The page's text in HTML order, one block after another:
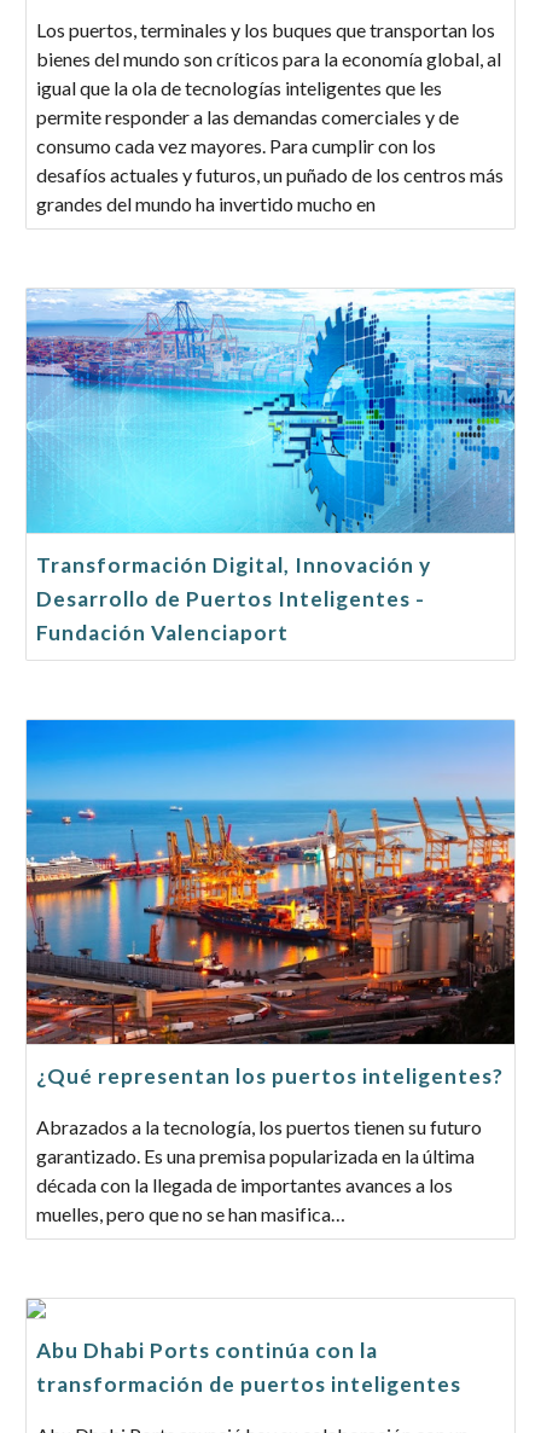
Los puertos, terminales y los buques que transportan los
bienes del mundo son críticos para la economía global, al
igual que la ola de tecnologías inteligentes que les
permite responder a las demandas comerciales y de
consumo cada vez mayores. Para cumplir con los
desafíos actuales y futuros, un puñado de los centros más
grandes del mundo ha invertido mucho en
Transformación Digital, Innovación y
Desarrollo de Puertos Inteligentes -
Fundación Valenciaport
¿Qué representan los puertos inteligentes?
Abrazados a la tecnología, los puertos tienen su futuro
garantizado. Es una premisa popularizada en la última
década con la llegada de importantes avances a los
muelles, pero que no se han masifica…
Abu Dhabi Ports continúa con la
transformación de puertos inteligentes